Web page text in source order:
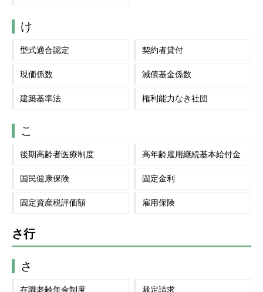
け
型式適合認定 契約者貸付
現価係数 減債基金係数
建築基準法 権利能力なき社団
こ
後期高齢者医療制度 高年齢雇用継続基本給付金
国民健康保険 固定金利
固定資産税評価額 雇用保険
さ行
さ
在職老齢年金制度 裁定請求